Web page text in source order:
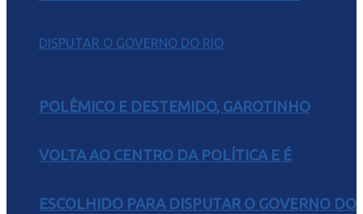
POLÊMICO E DESTEMIDO, GAROTINHO
VOLTA AO CENTRO DA POLÍTICA E É
ESCOLHIDO PARA DISPUTAR O GOVERNO DO